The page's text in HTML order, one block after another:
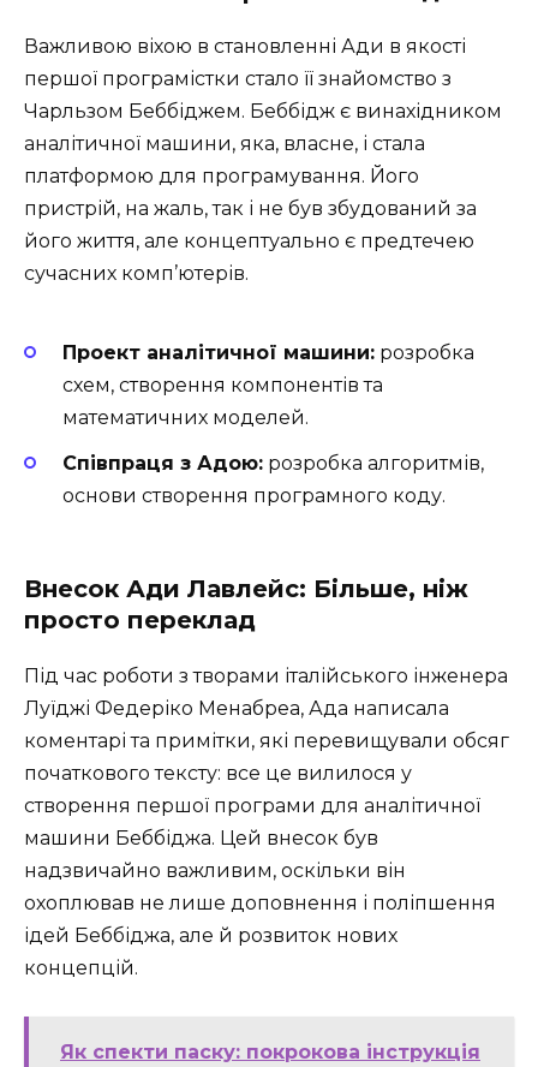
Важливою віхою в становленні Ади в якості
першої програмістки стало її знайомство з
Чарльзом Беббіджем. Беббідж є винахідником
аналітичної машини, яка, власне, і стала
платформою для програмування. Його
пристрій, на жаль, так і не був збудований за
його життя, але концептуально є предтечею
сучасних комп’ютерів.
Проект аналітичної машини: розробка
схем, створення компонентів та
математичних моделей.
Співпраця з Адою: розробка алгоритмів,
основи створення програмного коду.
Внесок Ади Лавлейс: Більше, ніж
просто переклад
Під час роботи з творами італійського інженера
Луїджі Федеріко Менабреа, Ада написала
коментарі та примітки, які перевищували обсяг
початкового тексту: все це вилилося у
створення першої програми для аналітичної
машини Беббіджа. Цей внесок був
надзвичайно важливим, оскільки він
охоплював не лише доповнення і поліпшення
ідей Беббіджа, але й розвиток нових
концепцій.
Як спекти паску: покрокова інструкція